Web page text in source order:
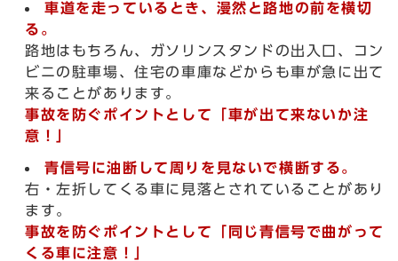
車道を走っているとき、漫然と路地の前を横切
る。
路地はもちろん、ガソリンスタンドの出入口、コン
ビニの駐車場、住宅の車庫などからも車が急に出て
来ることがあります。
事故を防ぐポイントとして「車が出て来ないか注
意！」
青信号に油断して周りを見ないで横断する。
右・左折してくる車に見落とされていることがあり
ます。
事故を防ぐポイントとして「同じ青信号で曲がって
くる車に注意！」